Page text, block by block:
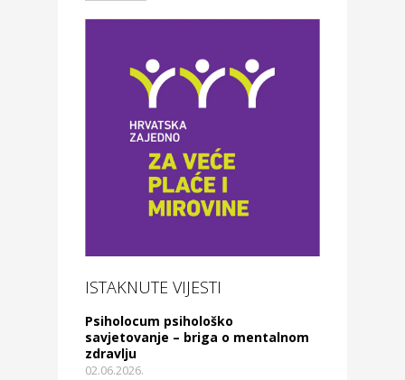
ISTAKNUTE VIJESTI
Psiholocum psihološko
savjetovanje – briga o mentalnom
zdravlju
02.06.2026.